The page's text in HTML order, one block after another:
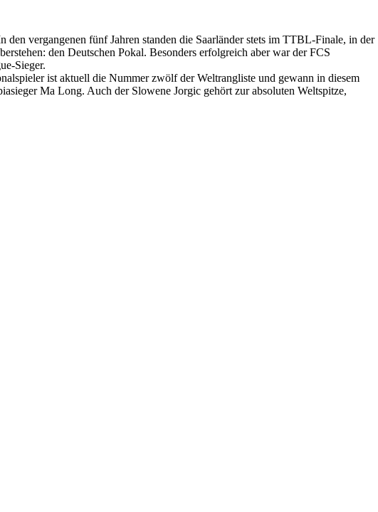
vergangenen fünf Jahren standen die Saarländer stets im TTBL-Finale, in der
den Deutschen Pokal. Besonders erfolgreich aber war der FCS
Sieger.
ist aktuell die Nummer zwölf der Weltrangliste und gewann in diesem
Ma Long. Auch der Slowene Jorgic gehört zur absoluten Weltspitze,